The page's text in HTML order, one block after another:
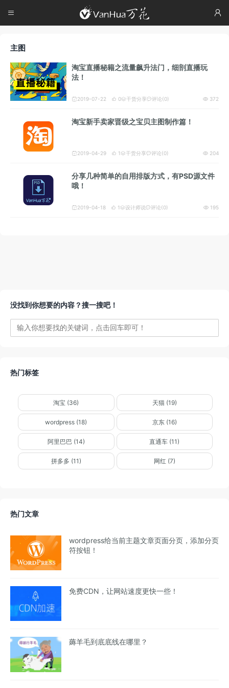

 
主图
淘宝直播秘籍之流量飙升法门，细剖直播玩
法！
 2019-07-22  0  372
 干货分享评论(0)
淘宝新手卖家晋级之宝贝主图制作篇！
 2019-04-29  1  204
 干货分享评论(0)
分享几种简单的自用排版方式，有PSD源文件
哦！
 2019-04-18  1  195
设计师说评论(0)
没找到你想要的内容？搜一搜吧！
热门标签
淘宝 (36) 天猫 (19)
wordpress (18) 京东 (16)
阿里巴巴 (14) 直通车 (11)
拼多多 (11) 网红 (7)
热门文章
wordpress给当前主题文章页面分页，添加分页
符按钮！
免费CDN，让网站速度更快一些！
薅羊毛到底底线在哪里？